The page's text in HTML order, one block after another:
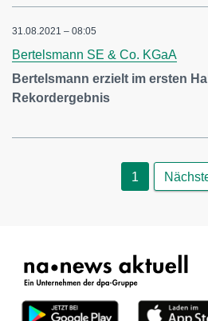
31.08.2021 – 08:05
Bertelsmann SE & Co. KGaA
Bertelsmann erzielt im ersten
Rekordergebnis
1